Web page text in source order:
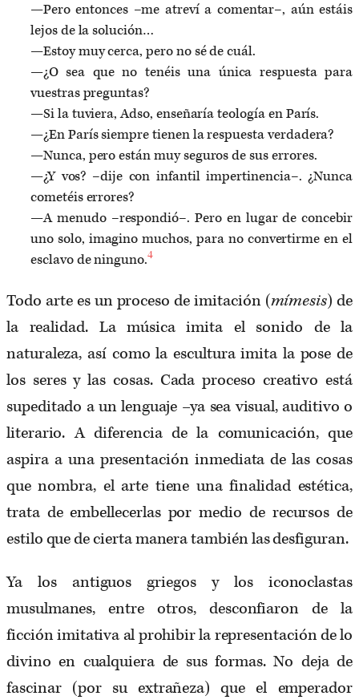
—Pero entonces –me atreví a comentar–, aún estáis
lejos de la solución…
—Estoy muy cerca, pero no sé de cuál.
—¿O sea que no tenéis una única respuesta para
vuestras preguntas?
—Si la tuviera, Adso, enseñaría teología en París.
—¿En París siempre tienen la respuesta verdadera?
—Nunca, pero están muy seguros de sus errores.
—¿Y vos? –dije con infantil impertinencia–. ¿Nunca
cometéis errores?
—A menudo –respondió–. Pero en lugar de concebir
uno solo, imagino muchos, para no convertirme en el
esclavo de ninguno.4
Todo arte es un proceso de imitación (mímesis) de
la realidad. La música imita el sonido de la
naturaleza, así como la escultura imita la pose de
los seres y las cosas. Cada proceso creativo está
supeditado a un lenguaje –ya sea visual, auditivo o
literario. A diferencia de la comunicación, que
aspira a una presentación inmediata de las cosas
que nombra, el arte tiene una finalidad estética,
trata de embellecerlas por medio de recursos de
estilo que de cierta manera también las desfiguran.
Ya los antiguos griegos y los iconoclastas
musulmanes, entre otros, desconfiaron de la
ficción imitativa al prohibir la representación de lo
divino en cualquiera de sus formas. No deja de
fascinar (por su extrañeza) que el emperador